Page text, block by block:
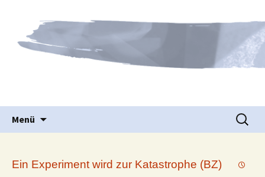
Freie Schule Elztal
Waldorfpädagogik seit 1986
Menü
zum
nach:
Ein Experiment wird zur Katastrophe (BZ)